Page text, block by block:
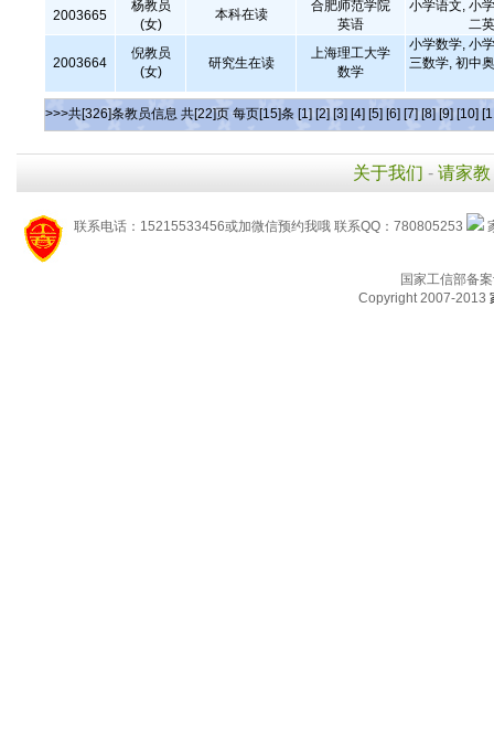
2003665
杨教员
(女)
本科在读
合肥师范学院
英语
小学语文, 小
二
2003664
倪教员
(女)
研究生在读
上海理工大学
数学
小学数学, 小
三数学, 初中
>>>共[326]条教员信息 共[22]页 每页[15]条 [1] [2] [3] [4] [5] [6] [7] [8] [9] [10]
关于我们 - 请家教
联系电话：15215533456或加微信预约我哦 联系QQ：780805253
国家工信部备
Copyright 2007-2013